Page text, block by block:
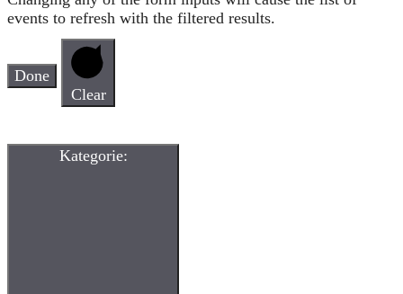
events to refresh with the filtered results.
Done
Clear
Kategorie: